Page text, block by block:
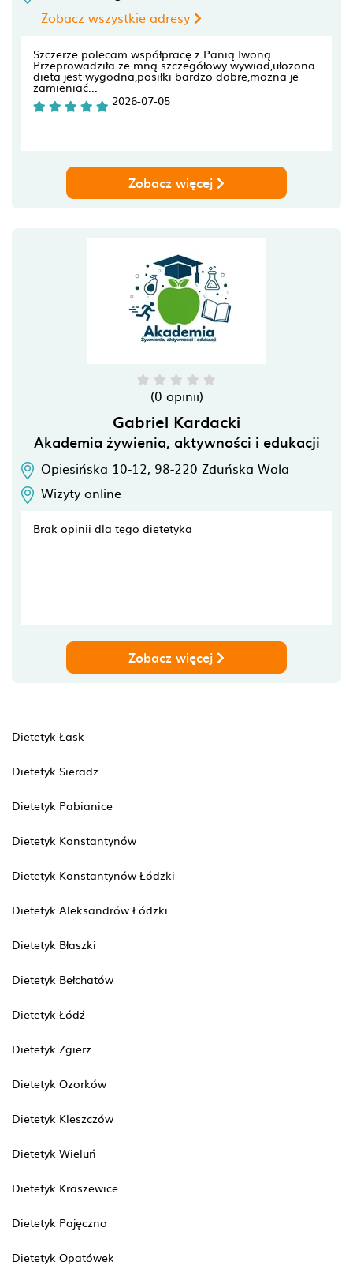
Zobacz wszystkie adresy
Szczerze polecam współpracę z Panią Iwoną.
Przeprowadziła ze mną szczegółowy wywiad,ułożona
dieta jest wygodna,posiłki bardzo dobre,można je
zamieniać...
2026-07-05
Zobacz więcej
(0 opinii)
Gabriel Kardacki
Akademia żywienia, aktywności i edukacji
Opiesińska 10-12, 98-220 Zduńska Wola
Wizyty online
Brak opinii dla tego dietetyka
Zobacz więcej
Dietetyk Łask
Dietetyk Sieradz
Dietetyk Pabianice
Dietetyk Konstantynów
Dietetyk Konstantynów Łódzki
Dietetyk Aleksandrów Łódzki
Dietetyk Błaszki
Dietetyk Bełchatów
Dietetyk Łódź
Dietetyk Zgierz
Dietetyk Ozorków
Dietetyk Kleszczów
Dietetyk Wieluń
Dietetyk Kraszewice
Dietetyk Pajęczno
Dietetyk Opatówek